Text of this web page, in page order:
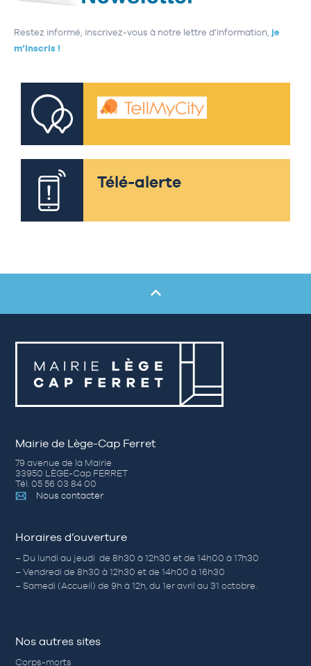
Restez informé, inscrivez-vous à notre lettre d’information, je
m’inscris !
Télé-alerte
Mairie de Lège-Cap Ferret
79 avenue de la Mairie
33950 LÈGE-Cap FERRET
Tél. 05 56 03 84 00
Nous contacter
Horaires d’ouverture
– Du lundi au jeudi de 8h30 à 12h30 et de 14h00 à 17h30
– Vendredi de 8h30 à 12h30 et de 14h00 à 16h30
– Samedi (Accueil) de 9h à 12h, du 1er avril au 31 octobre.
Nos autres sites
Corps-morts